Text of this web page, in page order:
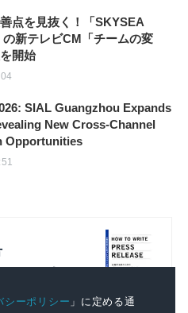
シーポリシー 」に定める通
点を見抜く！「SKYSEA
新テレビCM「チームの変
開始
SIAL Guangzhou Expands
New Cross-Channel
Opportunities
もとにプレスリ
！